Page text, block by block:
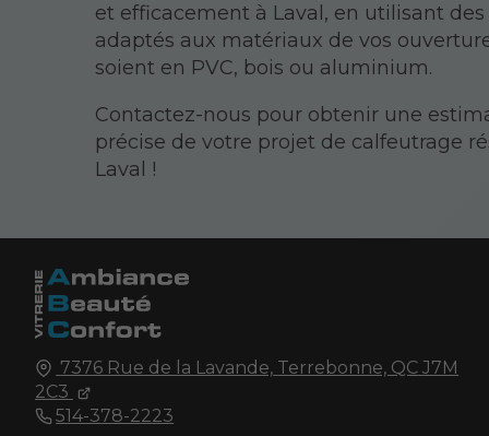
et efficacement à Laval, en utilisant
adaptés aux matériaux de vos
soient en PVC, bois ou aluminium.
Contactez-nous pour obtenir une
précise de votre projet de calfeutrage
Laval !
7376 Rue de la Lavande, Terrebonne, QC J7M
2C3
514-378-2223